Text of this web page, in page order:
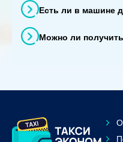
Есть ли в машине
Можно ли получить
О